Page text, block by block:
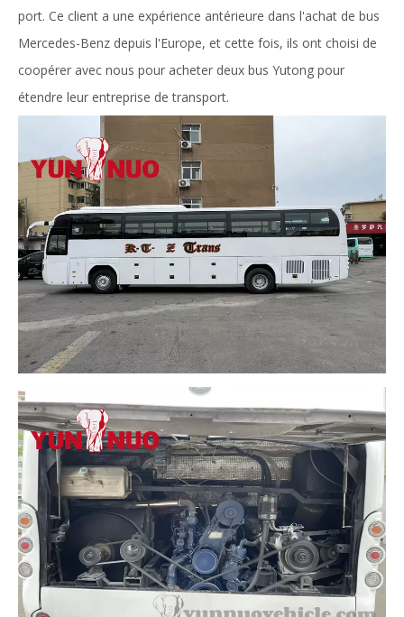
port. Ce client a une expérience antérieure dans l'achat de bus
Mercedes-Benz depuis l'Europe, et cette fois, ils ont choisi de
coopérer avec nous pour acheter deux bus Yutong pour
étendre leur entreprise de transport.